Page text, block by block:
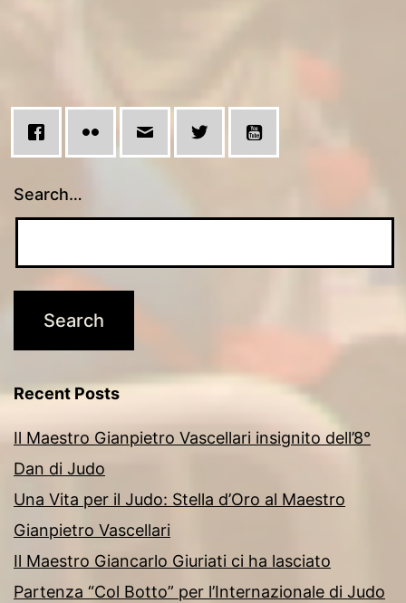
Search…
Recent Posts
Il Maestro Gianpietro Vascellari insignito dell’8°
Dan di Judo
Una Vita per il Judo: Stella d’Oro al Maestro
Gianpietro Vascellari
Il Maestro Giancarlo Giuriati ci ha lasciato
Partenza “Col Botto” per l’Internazionale di Judo